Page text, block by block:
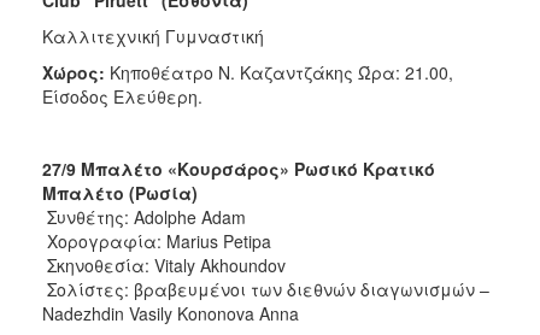
Καλλιτεχνική Γυμναστική
Χώρος: Κηποθέατρο Ν. Καζαντζάκης Ώρα: 21.00,
Είσοδος Ελεύθερη.
27/9 Μπαλέτο «Κουρσάρος» Ρωσικό Κρατικό
Μπαλέτο (Ρωσία)
Συνθέτης: Adolphe Adam
Χορογραφία: Marius Petipa
Σκηνοθεσία: Vitaly Akhoundov
Σολίστες: βραβευμένοι των διεθνών διαγωνισμών –
Nadezhdin Vasily Kononova Anna